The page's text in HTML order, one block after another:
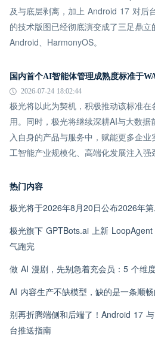
及与底层剥离，加上 Android 17 对后
的技术版图已经彻底演变成了三足鼎立
Android、HarmonyOS。
国内首个AI智能体管理成熟度标准于
2026-07-24 18:02:44
极光将以此为契机，积极推动该标准
用。同时，极光将继续深耕AI与大数
入自身的产品与服务中，赋能更多企
工智能产业规模化、高端化发展注入强
热门内容
极光将于2026年8月20日公布2026年
极光旗下 GPTBots.ai 上新
气跑完
做 AI 漫剧，先别急着充会员：5 个维
AI 内容生产不缺模型，缺的是一条顺
别再折腾端侧和后端了！Android 17
台推送指南